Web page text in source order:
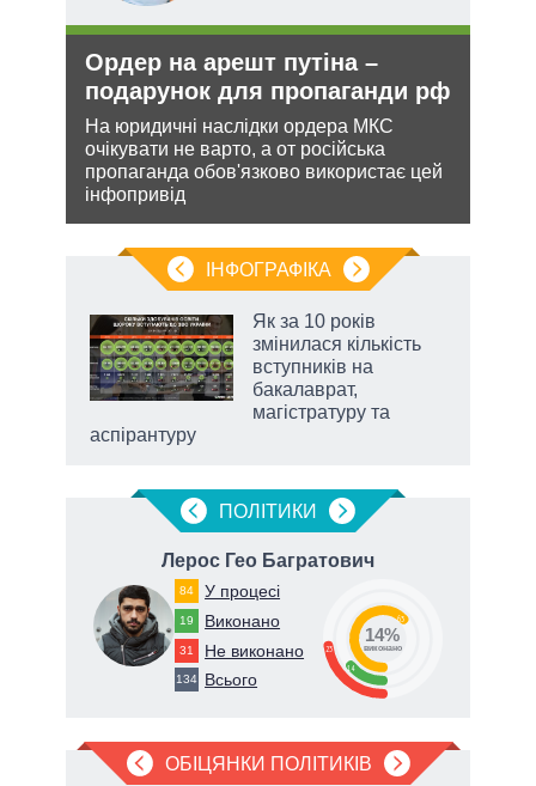
Ордер на арешт путіна –
подарунок для пропаганди рф
На юридичні наслідки ордера МКС
очікувати не варто, а от російська
пропаганда обов'язково використає цей
інфопривід
ІНФОГРАФІКА
Як за 10 років
змінилася кількість
вступників на
бакалаврат,
магістратуру та
аспірантуру
ПОЛIТИКИ
Лерос Гео Багратович
84 У процесі
19 Виконано
31 Не виконано
134 Всього
23
14
63
14%
виконано
ОБІЦЯНКИ ПОЛІТИКІВ